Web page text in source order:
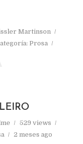
Martinson
Prosa
529 views
2 meses ago